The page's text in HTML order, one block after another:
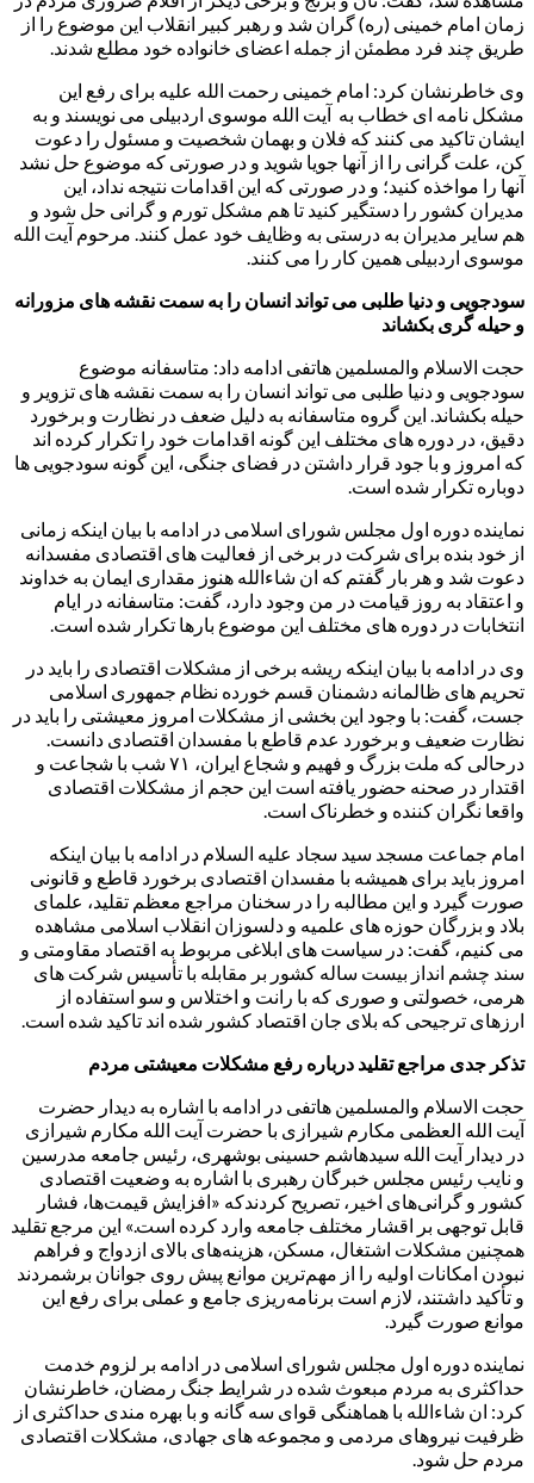
زمان امام خمینی (ره) گران شد و رهبر کبیر انقلاب این موضوع را از
طریق چند فرد مطمئن از جمله اعضای خانواده خود مطلع شدند.
وی خاطرنشان کرد: امام خمینی رحمت الله علیه برای رفع این
مشکل نامه ای خطاب به آیت الله موسوی اردبیلی می نویسند و به
ایشان تاکید می کنند که فلان و بهمان شخصیت و مسئول را دعوت
کن، علت گرانی را از آنها جویا شوید و در صورتی که موضوع حل نشد
آنها را مواخذه کنید؛ و در صورتی که این اقدامات نتیجه نداد، این
مدیران کشور را دستگیر کنید تا هم مشکل تورم و گرانی حل شود و
هم سایر مدیران به درستی به وظایف خود عمل کنند. مرحوم آیت الله
موسوی اردبیلی همین کار را می کنند.
سودجویی و دنیا طلبی می تواند انسان را به سمت نقشه های مزورانه
و حیله گری بکشاند
حجت الاسلام والمسلمین هاتفی ادامه داد: متاسفانه موضوع
سودجویی و دنیا طلبی می تواند انسان را به سمت نقشه های تزویر و
حیله بکشاند. این گروه متاسفانه به دلیل ضعف در نظارت و برخورد
دقیق، در دوره های مختلف این گونه اقدامات خود را تکرار کرده اند
که امروز و با جود قرار داشتن در فضای جنگی، این گونه سودجویی ها
دوباره تکرار شده است.
نماینده دوره اول مجلس شورای اسلامی در ادامه با بیان اینکه زمانی
از خود بنده برای شرکت در برخی از فعالیت های اقتصادی مفسدانه
دعوت شد و هر بار گفتم که ان شاءالله هنوز مقداری ایمان به خداوند
و اعتقاد به روز قیامت در من وجود دارد، گفت: متاسفانه در ایام
انتخابات در دوره های مختلف این موضوع بارها تکرار شده است.
وی در ادامه با بیان اینکه ریشه برخی از مشکلات اقتصادی را باید در
تحریم های ظالمانه دشمنان قسم خورده نظام جمهوری اسلامی
جست، گفت: با وجود این بخشی از مشکلات امروز معیشتی را باید در
نظارت ضعیف و برخورد عدم قاطع با مفسدان اقتصادی دانست.
درحالی که ملت بزرگ و فهیم و شجاع ایران، ۷۱ شب با شجاعت و
اقتدار در صحنه حضور یافته است این حجم از مشکلات اقتصادی
واقعا نگران کننده و خطرناک است.
امام جماعت مسجد سید سجاد علیه السلام در ادامه با بیان اینکه
امروز باید برای همیشه با مفسدان اقتصادی برخورد قاطع و قانونی
صورت گیرد و این مطالبه را در سخنان مراجع معظم تقلید، علمای
بلاد و بزرگان حوزه های علمیه و دلسوزان انقلاب اسلامی مشاهده
می کنیم، گفت: در سیاست های ابلاغی مربوط به اقتصاد مقاومتی و
سند چشم انداز بیست ساله کشور بر مقابله با تأسیس شرکت های
هرمی، خصولتی و صوری که با رانت و اختلاس و سو استفاده از
ارزهای ترجیحی که بلای جان اقتصاد کشور شده اند تاکید شده است.
تذکر جدی مراجع تقلید درباره رفع مشکلات معیشتی مردم
حجت الاسلام والمسلمین هاتفی در ادامه با اشاره به دیدار حضرت
آیت الله العظمی مکارم شیرازی با حضرت آیت الله مکارم شیرازی
در دیدار آیت الله سیدهاشم حسینی بوشهری، رئیس جامعه مدرسین
و نایب رئیس مجلس خبرگان رهبری با اشاره به وضعیت اقتصادی
کشور و گرانی‌های اخیر، تصریح کردندکه «افزایش قیمت‌ها، فشار
قابل توجهی بر اقشار مختلف جامعه وارد کرده است.» این مرجع تقلید
همچنین مشکلات اشتغال، مسکن، هزینه‌های بالای ازدواج و فراهم
نبودن امکانات اولیه را از مهم‌ترین موانع پیش ‌روی جوانان برشمردند
و تأکید داشتند، لازم است برنامه‌ریزی جامع و عملی برای رفع این
موانع صورت گیرد.
نماینده دوره اول مجلس شورای اسلامی در ادامه بر لزوم خدمت
حداکثری به مردم مبعوث شده در شرایط جنگ رمضان، خاطرنشان
کرد: ان شاءالله با هماهنگی قوای سه گانه و با بهره مندی حداکثری از
ظرفیت نیروهای مردمی و مجموعه های جهادی، مشکلات اقتصادی
مردم حل شود.